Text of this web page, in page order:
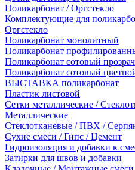
Поликарбонат / Оргстекло
Комплектующие для
Оргстекло
Поликарбонат монолитный
Поликарбонат
Поликарбонат сотовый
Поликарбонат сотовый
ВЫСТАВКА поликарбонат
Пластик листовой
Сетки металлические /
Металлические
Стеклотканевые / ПВХ /
Сухие смеси / Гипс / Цемент
Гидроизоляция и добавки к
Затирки для швов и добавки